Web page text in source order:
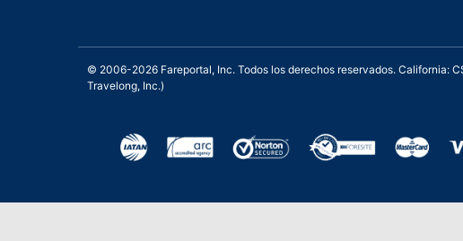
© 2006-2026 Fareportal, Inc. Todos los derechos reservados. California:
Travelong, Inc.)